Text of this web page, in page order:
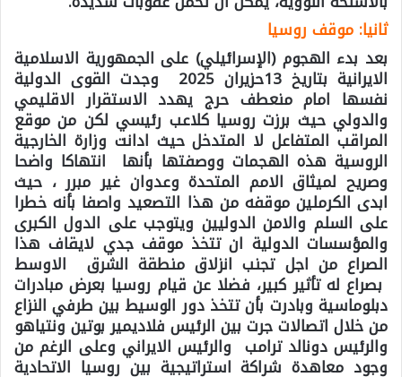
ثانيا: موقف روسيا
بعد بدء الهجوم (الإسرائيلي) على الجمهورية الاسلامية
الايرانية بتاريخ 13حزيران 2025 وجدت القوى الدولية
نفسها امام منعطف حرج يهدد الاستقرار الاقليمي
والدولي حيث برزت روسيا كلاعب رئيسي لكن من موقع
المراقب المتفاعل لا المتدخل حيث ادانت وزارة الخارجية
الروسية هذه الهجمات ووصفتها بأنها انتهاكا واضحا
وصريح لميثاق الامم المتحدة وعدوان غير مبرر ، حيث
ابدى الكرملين موقفه من هذا التصعيد واصفا بأنه خطرا
على السلم والامن الدوليين ويتوجب على الدول الكبرى
والمؤسسات الدولية ان تتخذ موقف جدي لايقاف هذا
الصراع من اجل تجنب انزلاق منطقة الشرق الاوسط
بصراع له تأثير كبير، فضلا عن قيام روسيا بعرض مبادرات
دبلوماسية وبادرت بأن تتخذ دور الوسيط بين طرفي النزاع
من خلال اتصالات جرت بين الرئيس فلاديمير بوتين ونتياهو
والرئيس دونالد ترامب والرئيس الايراني وعلى الرغم من
وجود معاهدة شراكة استراتيجية بين روسيا الاتحادية